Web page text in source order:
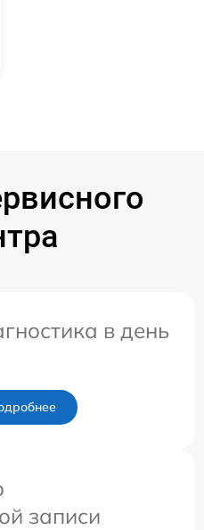
в день
записи